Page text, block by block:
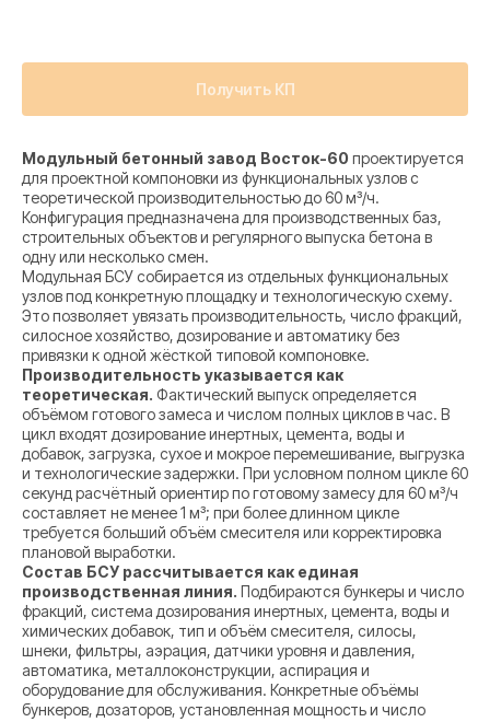
Получить КП
Модульный бетонный завод Восток-60 проектируется
для проектной компоновки из функциональных узлов с
теоретической производительностью до 60 м³/ч.
Конфигурация предназначена для производственных баз,
строительных объектов и регулярного выпуска бетона в
одну или несколько смен.
Модульная БСУ собирается из отдельных функциональных
узлов под конкретную площадку и технологическую схему.
Это позволяет увязать производительность, число фракций,
силосное хозяйство, дозирование и автоматику без
привязки к одной жёсткой типовой компоновке.
Производительность указывается как
теоретическая. Фактический выпуск определяется
объёмом готового замеса и числом полных циклов в час. В
цикл входят дозирование инертных, цемента, воды и
добавок, загрузка, сухое и мокрое перемешивание, выгрузка
и технологические задержки. При условном полном цикле 60
секунд расчётный ориентир по готовому замесу для 60 м³/ч
составляет не менее 1 м³; при более длинном цикле
требуется больший объём смесителя или корректировка
плановой выработки.
Состав БСУ рассчитывается как единая
производственная линия. Подбираются бункеры и число
фракций, система дозирования инертных, цемента, воды и
химических добавок, тип и объём смесителя, силосы,
шнеки, фильтры, аэрация, датчики уровня и давления,
автоматика, металлоконструкции, аспирация и
оборудование для обслуживания. Конкретные объёмы
бункеров, дозаторов, установленная мощность и число